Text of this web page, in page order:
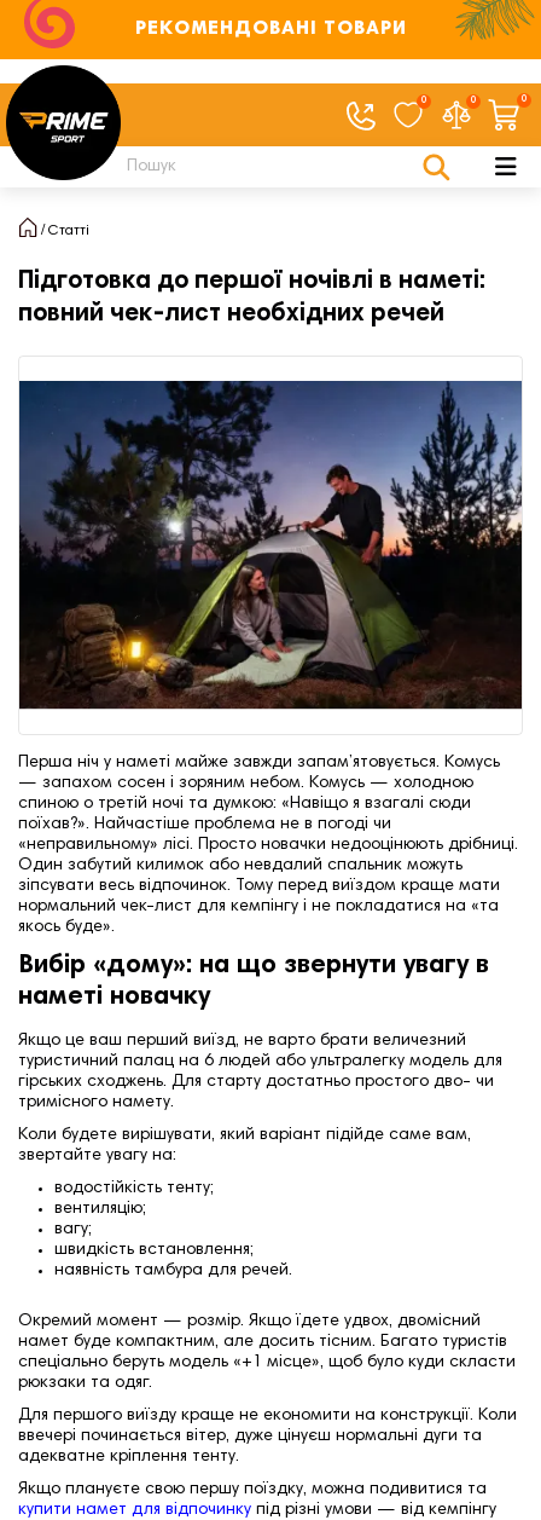
РЕКОМЕНДОВАНІ ТОВАРИ
0 0 0
Статті
Підготовка до першої ночівлі в наметі:
повний чек-лист необхідних речей
Перша ніч у наметі майже завжди запам’ятовується. Комусь
— запахом сосен і зоряним небом. Комусь — холодною
спиною о третій ночі та думкою: «Навіщо я взагалі сюди
поїхав?». Найчастіше проблема не в погоді чи
«неправильному» лісі. Просто новачки недооцінюють дрібниці.
Один забутий килимок або невдалий спальник можуть
зіпсувати весь відпочинок. Тому перед виїздом краще мати
нормальний чек-лист для кемпінгу і не покладатися на «та
якось буде».
Вибір «дому»: на що звернути увагу в
наметі новачку
Якщо це ваш перший виїзд, не варто брати величезний
туристичний палац на 6 людей або ультралегку модель для
гірських сходжень. Для старту достатньо простого дво- чи
тримісного намету.
Коли будете вирішувати, який варіант підійде саме вам,
звертайте увагу на:
водостійкість тенту;
вентиляцію;
вагу;
швидкість встановлення;
наявність тамбура для речей.
Окремий момент — розмір. Якщо їдете удвох, двомісний
намет буде компактним, але досить тісним. Багато туристів
спеціально беруть модель «+1 місце», щоб було куди скласти
рюкзаки та одяг.
Для першого виїзду краще не економити на конструкції. Коли
ввечері починається вітер, дуже цінуєш нормальні дуги та
адекватне кріплення тенту.
Якщо плануєте свою першу поїздку, можна подивитися та
купити намет для відпочинку під різні умови — від кемпінгу